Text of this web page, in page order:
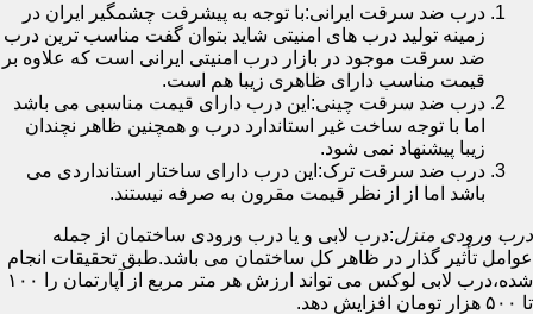
درب ضد سرقت ایرانی:با توجه به پیشرفت چشمگیر ایران در
زمینه تولید درب های امنیتی شاید بتوان گفت مناسب ترین درب
ضد سرقت موجود در بازار درب امنیتی ایرانی است که علاوه بر
قیمت مناسب دارای ظاهری زیبا هم است.
درب ضد سرقت چینی:این درب دارای قیمت مناسبی می باشد
اما با توجه ساخت غیر استاندارد درب و همچنین ظاهر نچندان
زیبا پیشنهاد نمی شود.
درب ضد سرقت ترک:این درب دارای ساختار استانداردی می
باشد اما از از نظر قیمت مقرون به صرفه نیستند.
درب ورودی منزل:درب لابی و یا درب ورودی ساختمان از جمله
عوامل تأثیر گذار در ظاهر کل ساختمان می باشد.طبق تحقیقات انجام
شده،درب لابی لوکس می تواند ارزش هر متر مربع از آپارتمان را ۱۰۰
تا ۵۰۰ هزار تومان افزایش دهد.